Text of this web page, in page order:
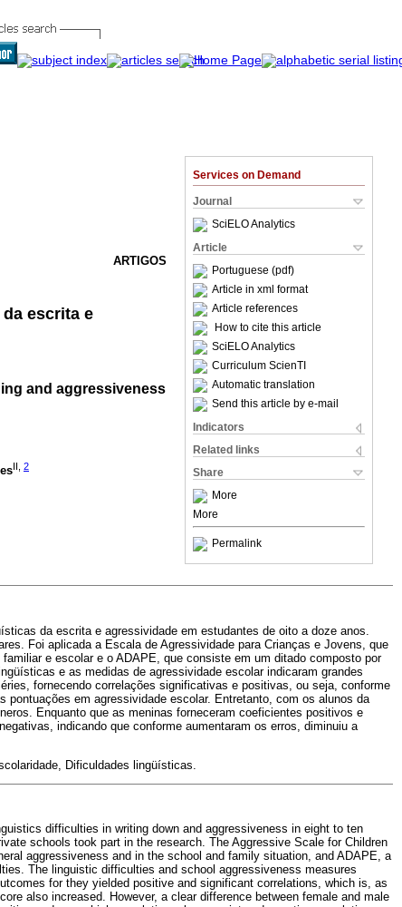
Services on Demand
Journal
SciELO Analytics
Article
Portuguese (pdf)
Article in xml format
Article references
How to cite this article
SciELO Analytics
Curriculum ScienTI
Automatic translation
Send this article by e-mail
Indicators
Related links
Share
More
More
Permalink
ARTIGOS
escrita e
and aggressiveness
II, 2
da escrita e agressividade em estudantes de oito a doze anos.
Foi aplicada a Escala de Agressividade para Crianças e Jovens, que
e escolar e o ADAPE, que consiste em um ditado composto por
e as medidas de agressividade escolar indicaram grandes
fornecendo correlações significativas e positivas, ou seja, conforme
pontuações em agressividade escolar. Entretanto, com os alunos da
Enquanto que as meninas forneceram coeficientes positivos e
indicando que conforme aumentaram os erros, diminuiu a
Dificuldades lingüísticas.
difficulties in writing down and aggressiveness in eight to ten
schools took part in the research. The Aggressive Scale for Children
aggressiveness and in the school and family situation, and ADAPE, a
The linguistic difficulties and school aggressiveness measures
for they yielded positive and significant correlations, which is, as
also increased. However, a clear difference between female and male